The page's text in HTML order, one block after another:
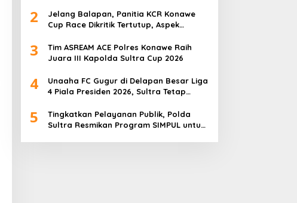
2
Jelang Balapan, Panitia KCR Konawe
Cup Race Dikritik Tertutup, Aspek
3
Tim ASREAM ACE Polres Konawe Raih
Juara III Kapolda Sultra Cup 2026
4
Unaaha FC Gugur di Delapan Besar Liga
4 Piala Presiden 2026, Sultra Tetap
5
Tingkatkan Pelayanan Publik, Polda
Sultra Resmikan Program SIMPUL untuk